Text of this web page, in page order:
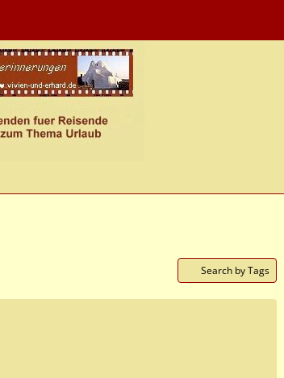
Search by Tags